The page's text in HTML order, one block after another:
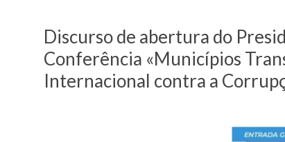
Discurso de abertura do
Conferência «Municípios
Internacional contra a